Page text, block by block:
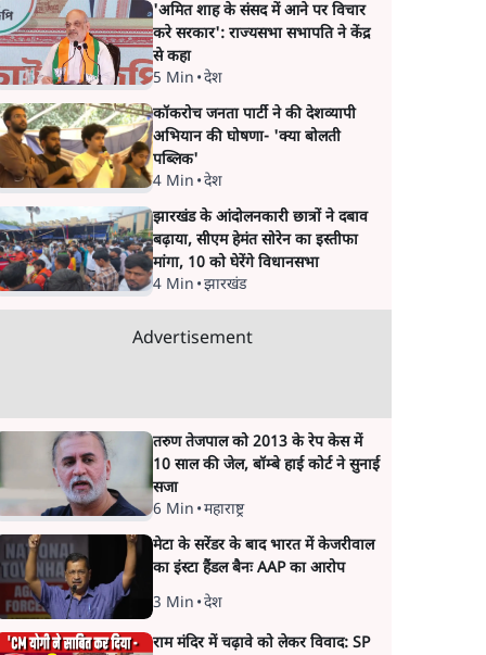
'अमित शाह के संसद में आने पर विचार
करे सरकार': राज्यसभा सभापति ने केंद्र
से कहा
5 Min •देश
कॉकरोच जनता पार्टी ने की देशव्यापी
अभियान की घोषणा- 'क्या बोलती
पब्लिक'
4 Min •देश
झारखंड के आंदोलनकारी छात्रों ने दबाव
बढ़ाया, सीएम हेमंत सोरेन का इस्तीफा
मांगा, 10 को घेरेंगे विधानसभा
4 Min •झारखंड
Advertisement
तरुण तेजपाल को 2013 के रेप केस में
10 साल की जेल, बॉम्बे हाई कोर्ट ने सुनाई
सजा
6 Min •महाराष्ट्र
मेटा के सरेंडर के बाद भारत में केजरीवाल
का इंस्टा हैंडल बैनः AAP का आरोप
3 Min •देश
राम मंदिर में चढ़ावे को लेकर विवाद: SP